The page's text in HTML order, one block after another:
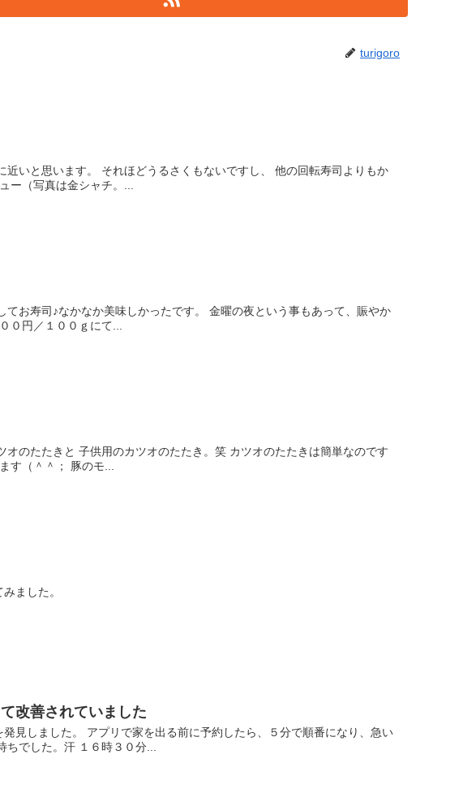
turigoro
いと思います。 それほどうるさくもないですし、 他の回転寿司よりもか
ー（写真は金シャチ。...
お寿司♪なかなか美味しかったです。 金曜の夜という事もあって、賑やか
０円／１００ｇにて...
のたたきと 子供用のカツオのたたき。笑 カツオのたたきは簡単なのです
す（＾＾； 豚のモ...
ました。
改善されていました
見しました。 アプリで家を出る前に予約したら、５分で順番になり、急い
でした。汗 １６時３０分...